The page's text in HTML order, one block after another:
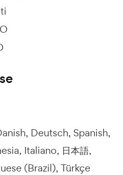
Deutsch Spanish
Italiano 日本語
(Brazil) Türkçe